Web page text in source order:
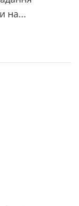
на...